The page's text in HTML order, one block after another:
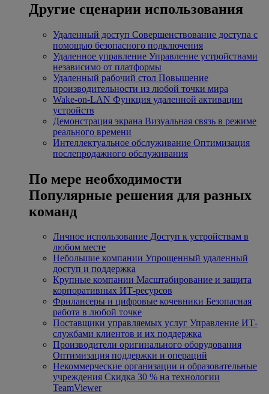
Другие сценарии использования
Удаленный доступ Совершенствование доступа с
помощью безопасного подключения
Удаленное управление Управление устройствами
независимо от платформы
Удаленный рабочий стол Повышение
производительности из любой точки мира
Wake-on-LAN Функция удаленной активации
устройств
Демонстрация экрана Визуальная связь в режиме
реального времени
Интеллектуальное обслуживание Оптимизация
послепродажного обслуживания
По мере необходимости
Популярные решения для разных
команд
Личное использование Доступ к устройствам в
любом месте
Небольшие компании Упрощенный удаленный
доступ и поддержка
Крупные компании Масштабирование и защита
корпоративных ИТ-ресурсов
Фрилансеры и цифровые кочевники Безопасная
работа в любой точке
Поставщики управляемых услуг Управление ИТ-
службами клиентов и их поддержка
Производители оригинального оборудования
Оптимизация поддержки и операций
Некоммерческие организации и образовательные
учреждения Скидка 30 % на технологии
TeamViewer